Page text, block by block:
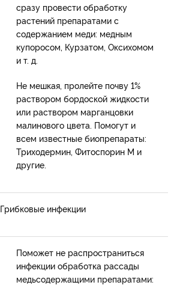
сразу провести обработку
растений препаратами с
содержанием меди: медным
купоросом, Курзатом, Оксихомом
и т. д.
Не мешкая, пролейте почву 1%
раствором бордоской жидкости
или раствором марганцовки
малинового цвета. Помогут и
всем известные биопрепараты:
Триходермин, Фитоспорин М и
другие.
Грибковые инфекции
Поможет не распространиться
инфекции обработка рассады
медьсодержащими препаратами: